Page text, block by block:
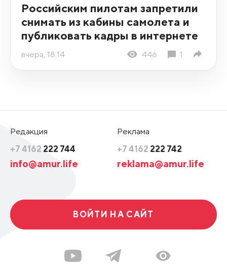
Российским пилотам запретили
снимать из кабины самолета и
публиковать кадры в интернете
вчера, 18:14 446 1
Редакция
+7 4162 222 744
info@amur.life
Реклама
+7 4162 222 742
reklama@amur.life
ВОЙТИ НА САЙТ